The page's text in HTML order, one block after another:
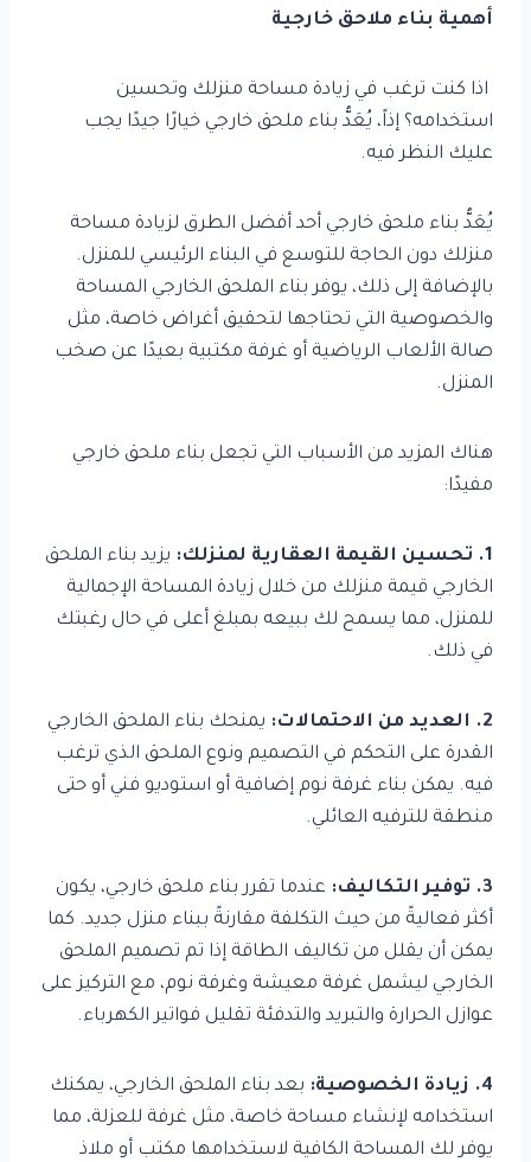
أهمية بناء ملاحق خارجية
اذا كنت ترغب في زيادة مساحة منزلك وتحسين
استخدامه؟ إذاً، يُعَدُّ بناء ملحق خارجي خيارًا جيدًا يجب
عليك النظر فيه.
يُعَدُّ بناء ملحق خارجي أحد أفضل الطرق لزيادة مساحة
منزلك دون الحاجة للتوسع في البناء الرئيسي للمنزل.
بالإضافة إلى ذلك، يوفر بناء الملحق الخارجي المساحة
والخصوصية التي تحتاجها لتحقيق أغراض خاصة، مثل
صالة الألعاب الرياضية أو غرفة مكتبية بعيدًا عن صخب
المنزل.
هناك المزيد من الأسباب التي تجعل بناء ملحق خارجي
مفيدًا:
1. تحسين القيمة العقارية لمنزلك:
يزيد بناء الملحق
الخارجي قيمة منزلك من خلال زيادة المساحة الإجمالية
للمنزل، مما يسمح لك ببيعه بمبلغ أعلى في حال رغبتك
في ذلك.
2. العديد من الاحتمالات:
يمنحك بناء الملحق الخارجي
القدرة على التحكم في التصميم ونوع الملحق الذي ترغب
فيه. يمكن بناء غرفة نوم إضافية أو استوديو فني أو حتى
منطقة للترفيه العائلي.
3. توفير التكاليف:
عندما تقرر بناء ملحق خارجي، يكون
أكثر فعاليةً من حيث التكلفة مقارنةً ببناء منزل جديد. كما
يمكن أن يقلل من تكاليف الطاقة إذا تم تصميم الملحق
الخارجي ليشمل غرفة معيشة وغرفة نوم، مع التركيز على
عوازل الحرارة والتبريد والتدفئة تقليل فواتير الكهرباء.
4. زيادة الخصوصية:
بعد بناء الملحق الخارجي، يمكنك
استخدامه لإنشاء مساحة خاصة، مثل غرفة للعزلة، مما
يوفر لك المساحة الكافية لاستخدامها مكتب أو ملاذ